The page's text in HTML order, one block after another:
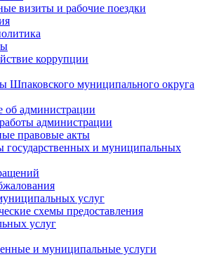
визиты и рабочие поездки
коррупции
Шпаковского муниципального округа
об администрации
администрации
правовые акты
государственных и муниципальных
услуг
схемы предоставления
услуг
и муниципальные услуги